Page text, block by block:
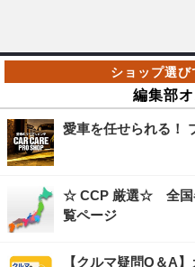
編集部
愛車を任せられる！
☆ CCP 厳選☆ 全国
覧ページ
【クルマ疑問Q＆A